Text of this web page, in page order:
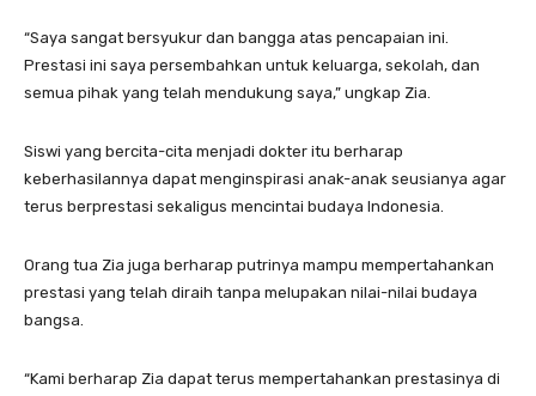
“Saya sangat bersyukur dan bangga atas pencapaian ini.
Prestasi ini saya persembahkan untuk keluarga, sekolah, dan
semua pihak yang telah mendukung saya,” ungkap Zia.
Siswi yang bercita-cita menjadi dokter itu berharap
keberhasilannya dapat menginspirasi anak-anak seusianya agar
terus berprestasi sekaligus mencintai budaya Indonesia.
Orang tua Zia juga berharap putrinya mampu mempertahankan
prestasi yang telah diraih tanpa melupakan nilai-nilai budaya
bangsa.
“Kami berharap Zia dapat terus mempertahankan prestasinya di